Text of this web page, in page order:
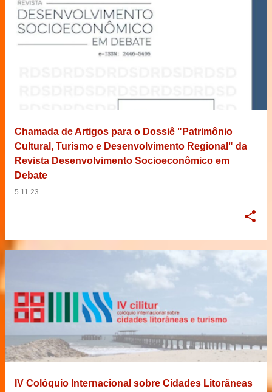
Chamada de Artigos para o Dossiê "Patrimônio
Cultural, Turismo e Desenvolvimento Regional" da
Revista Desenvolvimento Socioeconômico em
Debate
5.11.23
IV Colóquio Internacional sobre Cidades Litorâneas